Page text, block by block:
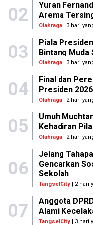
02
Yuran
Arema
Olahraga| 3 hari
03
Piala
Bintang Muda
Olahraga| 3 hari
04
Final dan
Presiden
Olahraga| 2 hari
05
Umuh
Kehadiran
Olahraga| 2 hari
06
Jelang
Gencarkan
Sekolah
TangselCity| 2 hari
07
Anggota
Alami
TangselCity| 3 hari